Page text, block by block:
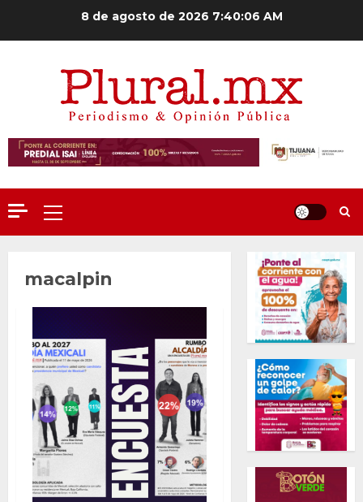
8 de agosto de 2026 7:40:06 AM
Menú
principal
macalpin